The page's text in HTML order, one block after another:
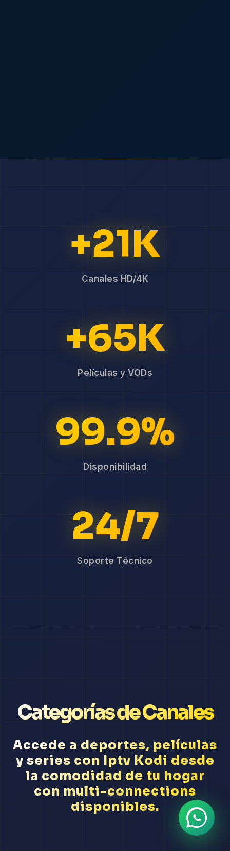
+21K
Canales HD/4K
+65K
Películas y VODs
99.9%
Disponibilidad
24/7
Soporte Técnico
Categorías de Canales
Accede a deportes, películas
y series con Iptv Kodi desde
la comodidad de tu hogar
con multi-connections
disponibles.